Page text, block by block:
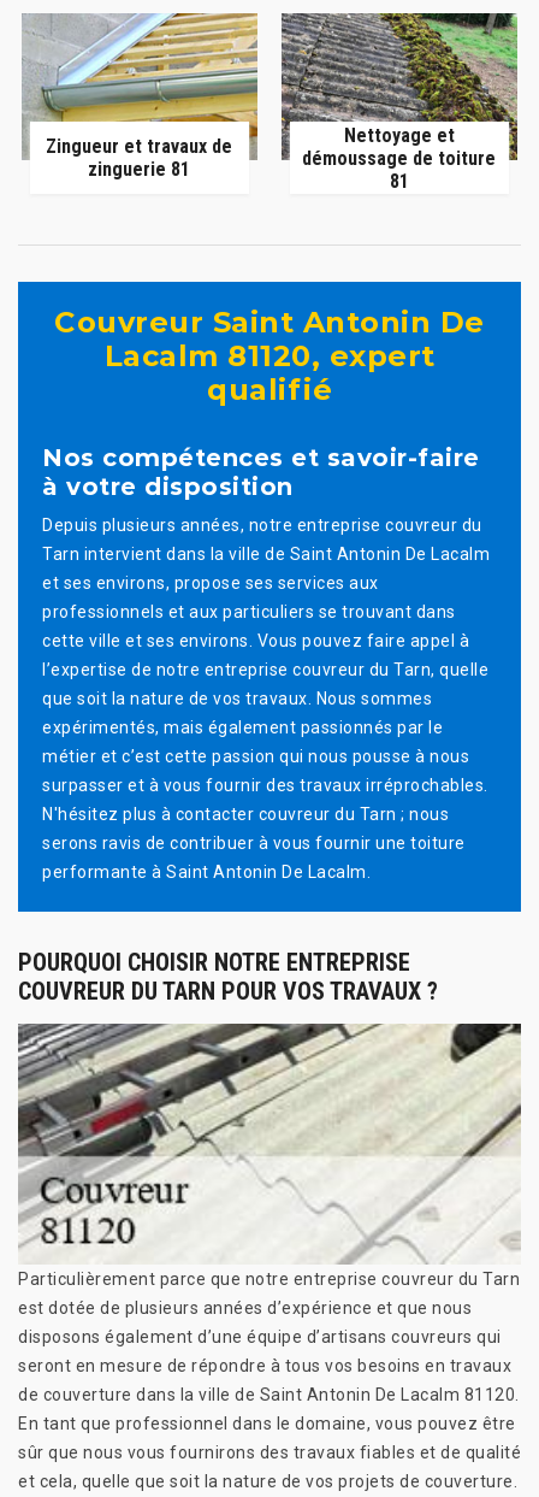
Zingueur et travaux de
zinguerie 81
Nettoyage et
démoussage de toiture
81
Couvreur Saint Antonin De
Lacalm 81120, expert
qualifié
Nos compétences et savoir-faire
à votre disposition
Depuis plusieurs années, notre entreprise couvreur du
Tarn intervient dans la ville de Saint Antonin De Lacalm
et ses environs, propose ses services aux
professionnels et aux particuliers se trouvant dans
cette ville et ses environs. Vous pouvez faire appel à
l’expertise de notre entreprise couvreur du Tarn, quelle
que soit la nature de vos travaux. Nous sommes
expérimentés, mais également passionnés par le
métier et c’est cette passion qui nous pousse à nous
surpasser et à vous fournir des travaux irréprochables.
N'hésitez plus à contacter couvreur du Tarn ; nous
serons ravis de contribuer à vous fournir une toiture
performante à Saint Antonin De Lacalm.
POURQUOI CHOISIR NOTRE ENTREPRISE
COUVREUR DU TARN POUR VOS TRAVAUX ?
Particulièrement parce que notre entreprise couvreur du Tarn
est dotée de plusieurs années d’expérience et que nous
disposons également d’une équipe d’artisans couvreurs qui
seront en mesure de répondre à tous vos besoins en travaux
de couverture dans la ville de Saint Antonin De Lacalm 81120.
En tant que professionnel dans le domaine, vous pouvez être
sûr que nous vous fournirons des travaux fiables et de qualité
et cela, quelle que soit la nature de vos projets de couverture.